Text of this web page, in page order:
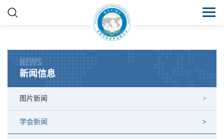
NEWS
新闻信息
图片新闻
学会新闻